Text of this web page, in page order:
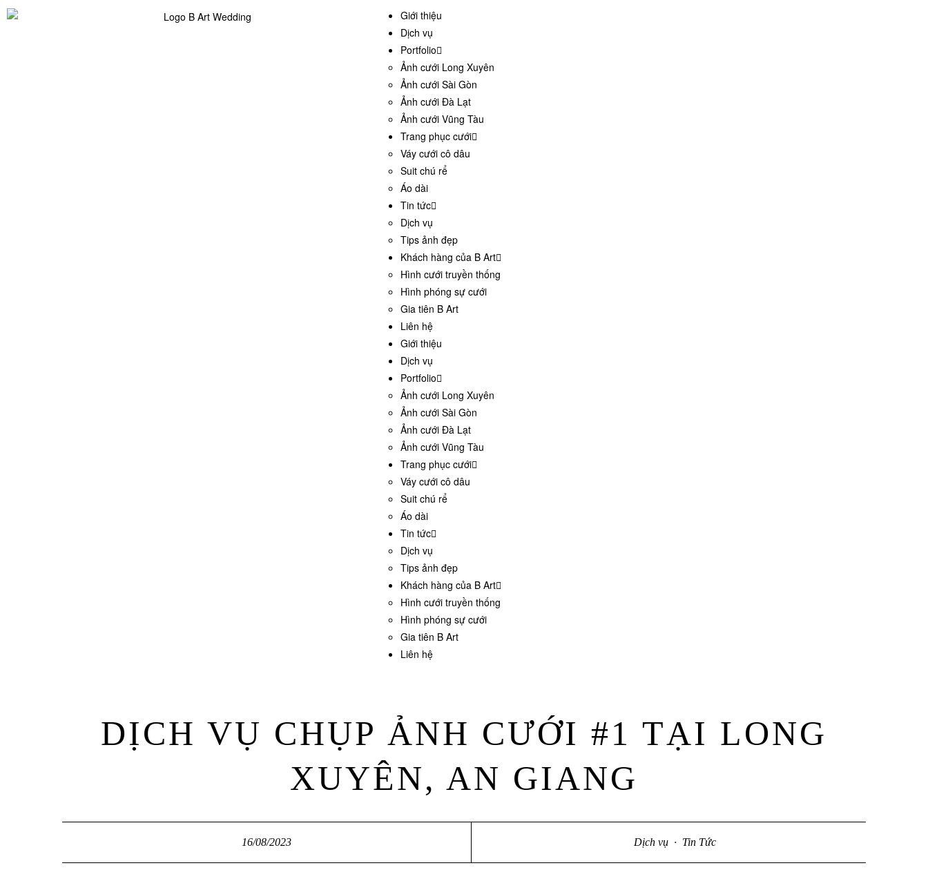
Giới thiệu
Dịch vụ
Portfolio
Ảnh cưới Long Xuyên
Ảnh cưới Sài Gòn
Ảnh cưới Đà Lạt
Ảnh cưới Vũng Tàu
Trang phục cưới
Váy cưới cô dâu
Suit chú rể
Áo dài
Tin tức
Dịch vụ
Tips ảnh đẹp
Khách hàng của B Art
Hình cưới truyền thống
Hình phóng sự cưới
Gia tiên B Art
Liên hệ
Giới thiệu
Dịch vụ
Portfolio
Ảnh cưới Long Xuyên
Ảnh cưới Sài Gòn
Ảnh cưới Đà Lạt
Ảnh cưới Vũng Tàu
Trang phục cưới
Váy cưới cô dâu
Suit chú rể
Áo dài
Tin tức
Dịch vụ
Tips ảnh đẹp
Khách hàng của B Art
Hình cưới truyền thống
Hình phóng sự cưới
Gia tiên B Art
Liên hệ
DỊCH VỤ CHỤP ẢNH CƯỚI #1 TẠI LONG
XUYÊN, AN GIANG
16/08/2023 Dịch vụ · Tin Tức